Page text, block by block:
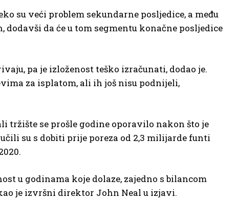
su veći problem sekundarne posljedice, a među
da će u tom segmentu konačne posljedice
pa je izloženost teško izračunati, dodao je.
za isplatom, ali ih još nisu podnijeli,
tržište se prošle godine oporavilo nakon što je
su s dobiti prije poreza od 2,3 milijarde funti
u godinama koje dolaze, zajedno s bilancom
je izvršni direktor John Neal u izjavi.